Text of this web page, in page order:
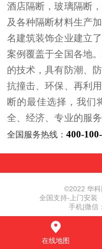
酒店隔断，玻璃隔断
及各种隔断材料生产
名建筑装饰企业建立
案例覆盖于全国各地
的技术，具有防潮、
抗撞击、环保、再利
断的最佳选择，我们
全、经济、专业的服
全国服务热线： 400-
©2022 华
全国支持-上门安
手机|微信
在线地图